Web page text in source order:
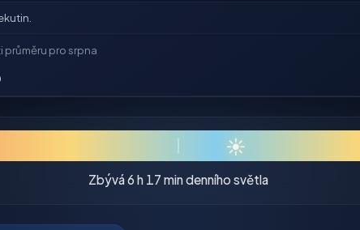
průměru pro srpna
☀
Zbývá 6 h 17 min denního světla